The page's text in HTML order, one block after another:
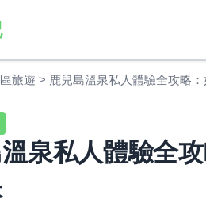
旅遊 > 鹿兒島溫泉私人體驗全攻略
泉私人體驗全